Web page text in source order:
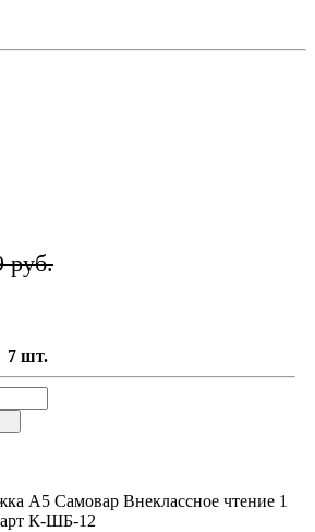
руб.
7 шт.
А5 Самовар Внеклассное чтение 1
арт К-ШБ-12